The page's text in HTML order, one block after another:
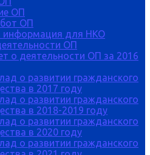
ОП
ОП
информация для НКО
ОП
о деятельности ОП за 2016
о развитии гражданского
в 2017 году
о развитии гражданского
в 2018-2019 году
о развитии гражданского
в 2020 году
о развитии гражданского